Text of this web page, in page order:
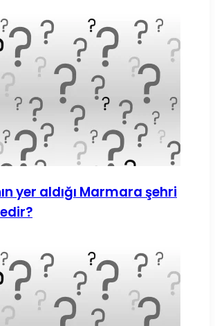
yer aldığı Marmara şehri